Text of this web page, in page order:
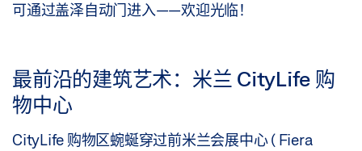
可通过盖泽自动门进入——欢迎光临！
最前沿的建筑艺术：米兰 CityLife 购
物中心
CityLife 购物区蜿蜒穿过前米兰会展中心 ( Fiera